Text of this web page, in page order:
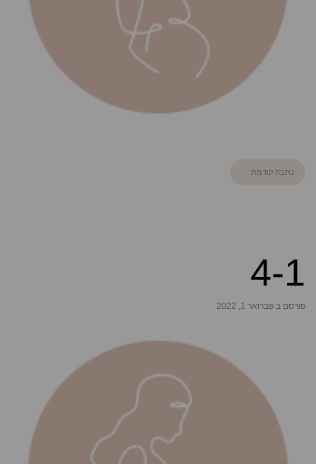
כתבה קודמת
4-1
פורסם ב פברואר 1, 2022